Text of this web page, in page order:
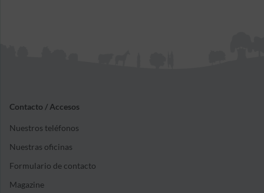
Contacto / Accesos
Nuestros teléfonos
Nuestras oficinas
Formulario de contacto
Magazine